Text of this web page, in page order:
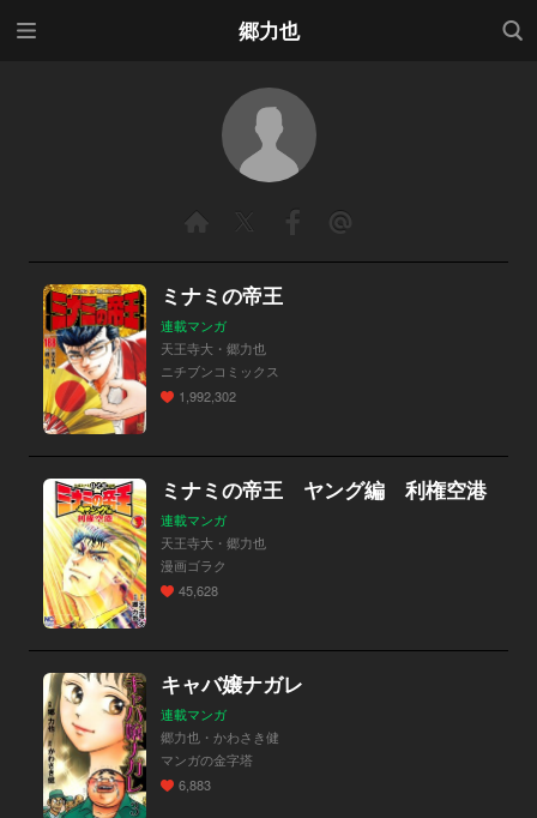
郷力也
検索
ミナミの帝王
連載マンガ
天王寺大・郷力也
ニチブンコミックス
1,992,302
ミナミの帝王 ヤング編 利権空港
連載マンガ
天王寺大・郷力也
漫画ゴラク
45,628
キャバ嬢ナガレ
連載マンガ
郷力也・かわさき健
マンガの金字塔
6,883